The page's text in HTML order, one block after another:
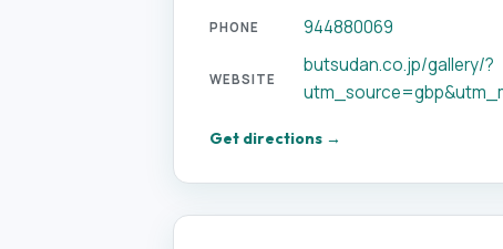
PHONE 944880069
WEBSITE
butsudan.co.jp/gallery/?
Get directions →